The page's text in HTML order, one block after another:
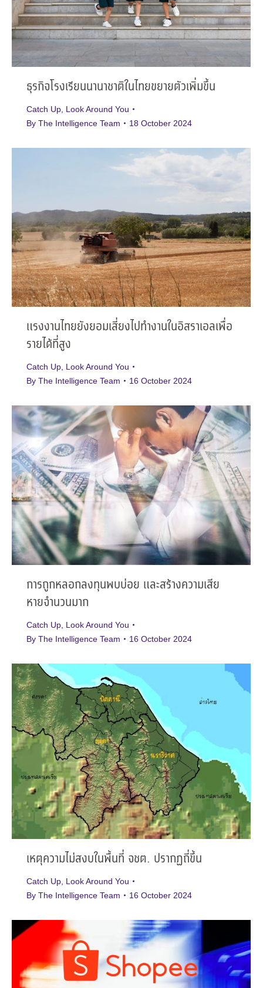
ธุรกิจโรงเรียนนานาชาติในไทยขยายตัวเพิ่มขึ้น
Catch Up Look Around You
By The Intelligence Team 18 October 2024
แรงงานไทยยังยอมเสี่ยงไปทำงานในอิสราเอลเพื่อ
รายได้ที่สูง
Catch Up Look Around You
By The Intelligence Team 16 October 2024
การถูกหลอกลงทุนพบบ่อย และสร้างความเสีย
หายจำนวนมาก
Catch Up Look Around You
By The Intelligence Team 16 October 2024
เหตุความไม่สงบในพื้นที่ จชต. ปรากฏถี่ขึ้น
Catch Up, Look Around You
By The Intelligence Team 16 October 2024